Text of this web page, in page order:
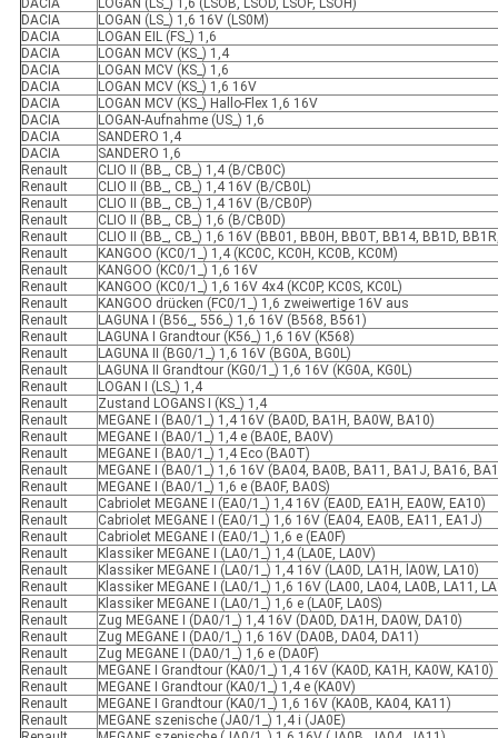
DACIA
LOGAN (LS_) 1,6 (LSOB, LSOD, LSOF, LSOH)
DACIA
LOGAN (LS_) 1,6 16V (LS0M)
DACIA
LOGAN EIL (FS_) 1,6
DACIA
LOGAN MCV (KS_) 1,4
DACIA
LOGAN MCV (KS_) 1,6
DACIA
LOGAN MCV (KS_) 1,6 16V
DACIA
LOGAN MCV (KS_) Hallo-Flex 1,6 16V
DACIA
LOGAN-Aufnahme (US_) 1,6
DACIA
SANDERO 1,4
DACIA
SANDERO 1,6
RenauIt
CLIO II (BB_, CB_) 1,4 (B/CB0C)
RenauIt
CLIO II (BB_, CB_) 1,4 16V (B/CB0L)
RenauIt
CLIO II (BB_, CB_) 1,4 16V (B/CB0P)
RenauIt
CLIO II (BB_, CB_) 1,6 (B/CB0D)
RenauIt
CLIO II (BB_, CB_) 1,6 16V (BB01, BB0H, BB0T, BB14, BB1D,
RenauIt
KANGOO (KC0/1_) 1,4 (KC0C, KC0H, KC0B, KC0M)
RenauIt
KANGOO (KC0/1_) 1,6 16V
RenauIt
KANGOO (KC0/1_) 1,6 16V 4x4 (KC0P, KC0S, KC0L)
RenauIt
KANGOO drücken (FC0/1_) 1,6 zweiwertige 16V aus
RenauIt
LAGUNA I (B56_, 556_) 1,6 16V (B568, B561)
RenauIt
LAGUNA I Grandtour (K56_) 1,6 16V (K568)
RenauIt
LAGUNA II (BG0/1_) 1,6 16V (BG0A, BG0L)
RenauIt
LAGUNA II Grandtour (KG0/1_) 1,6 16V (KG0A, KG0L)
RenauIt
LOGAN I (LS_) 1,4
RenauIt
Zustand LOGANS I (KS_) 1,4
RenauIt
MEGANE I (BA0/1_) 1,4 16V (BA0D, BA1H, BA0W, BA10)
RenauIt
MEGANE I (BA0/1_) 1,4 e (BA0E, BA0V)
RenauIt
MEGANE I (BA0/1_) 1,4 Eco (BA0T)
RenauIt
MEGANE I (BA0/1_) 1,6 16V (BA04, BA0B, BA11, BA1J, BA16,
RenauIt
MEGANE I (BA0/1_) 1,6 e (BA0F, BA0S)
RenauIt
Cabriolet MEGANE I (EA0/1_) 1,4 16V (EA0D, EA1H, EA0W, EA10)
RenauIt
Cabriolet MEGANE I (EA0/1_) 1,6 16V (EA04, EA0B, EA11, EA1J)
RenauIt
Cabriolet MEGANE I (EA0/1_) 1,6 e (EA0F)
RenauIt
Klassiker MEGANE I (LA0/1_) 1,4 (LA0E, LA0V)
RenauIt
Klassiker MEGANE I (LA0/1_) 1,4 16V (LA0D, LA1H, lA0W, LA10)
RenauIt
Klassiker MEGANE I (LA0/1_) 1,6 16V (LA00, LA04, LA0B, LA11,
RenauIt
Klassiker MEGANE I (LA0/1_) 1,6 e (LA0F, LA0S)
RenauIt
Zug MEGANE I (DA0/1_) 1,4 16V (DA0D, DA1H, DA0W, DA10)
RenauIt
Zug MEGANE I (DA0/1_) 1,6 16V (DA0B, DA04, DA11)
RenauIt
Zug MEGANE I (DA0/1_) 1,6 e (DA0F)
RenauIt
MEGANE I Grandtour (KA0/1_) 1,4 16V (KA0D, KA1H, KA0W, KA10)
RenauIt
MEGANE I Grandtour (KA0/1_) 1,4 e (KA0V)
RenauIt
MEGANE I Grandtour (KA0/1_) 1,6 16V (KA0B, KA04, KA11)
RenauIt
MEGANE szenische (JA0/1_) 1,4 i (JA0E)